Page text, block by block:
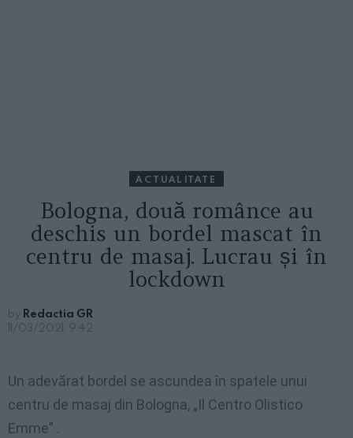
ACTUALITATE
Bologna, două românce au
deschis un bordel mascat în
centru de masaj. Lucrau și în
lockdown
by Redactia GR
11/03/2021, 9:42
Un adevărat bordel se ascundea în spatele unui
centru de masaj din Bologna, „Il Centro Olistico
Emme” .